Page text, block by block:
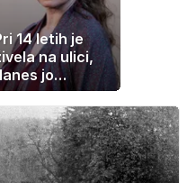
14 letih je
na ulici,
jo
ves